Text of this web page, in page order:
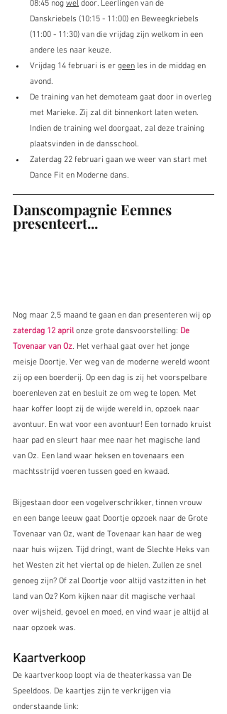
08:45 nog wel door. Leerlingen van de
Danskriebels (10:15 - 11:00) en Beweegkriebels
(11:00 - 11:30) van die vrijdag zijn welkom in een
andere les naar keuze.
Vrijdag 14 februari is er geen les in de middag en
avond.
De training van het demoteam gaat door in overleg
met Marieke. Zij zal dit binnenkort laten weten.
Indien de training wel doorgaat, zal deze training
plaatsvinden in de dansschool.
Zaterdag 22 februari gaan we weer van start met
Dance Fit en Moderne dans.
Danscompagnie Eemnes
presenteert...
Nog maar 2,5 maand te gaan en dan presenteren wij op
zaterdag 12 april onze grote dansvoorstelling: De
Tovenaar van Oz. Het verhaal gaat over het jonge
meisje Doortje. Ver weg van de moderne wereld woont
zij op een boerderij. Op een dag is zij het voorspelbare
boerenleven zat en besluit ze om weg te lopen. Met
haar koffer loopt zij de wijde wereld in, opzoek naar
avontuur. En wat voor een avontuur! Een tornado kruist
haar pad en sleurt haar mee naar het magische land
van Oz. Een land waar heksen en tovenaars een
machtsstrijd voeren tussen goed en kwaad.
Bijgestaan door een vogelverschrikker, tinnen vrouw
en een bange leeuw gaat Doortje opzoek naar de Grote
Tovenaar van Oz, want de Tovenaar kan haar de weg
naar huis wijzen. Tijd dringt, want de Slechte Heks van
het Westen zit het viertal op de hielen. Zullen ze snel
genoeg zijn? Of zal Doortje voor altijd vastzitten in het
land van Oz? Kom kijken naar dit magische verhaal
over wijsheid, gevoel en moed, en vind waar je altijd al
naar opzoek was.
Kaartverkoop
De kaartverkoop loopt via de theaterkassa van De
Speeldoos. De kaartjes zijn te verkrijgen via
onderstaande link: